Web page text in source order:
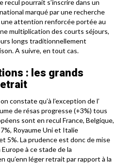
recul pourrait s’inscrire dans un
marqué par une recherche
une attention renforcée portée au
multiplication des courts séjours,
longs traditionnellement
A suivre, en tout cas.
: les grands
constate qu’à l’exception de l’
de résas progresse (+3%) tous
sont en recul France, Belgique,
Royaume Uni et Italie
5%. La prudence est donc de mise
à ce stade de la
qu’enn léger retrait par rapport à la